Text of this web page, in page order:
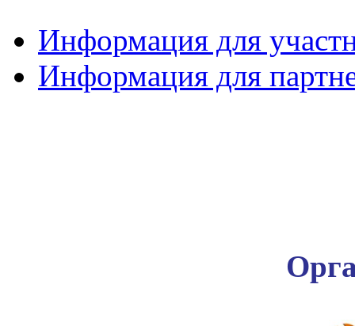
Информация для
Информация для